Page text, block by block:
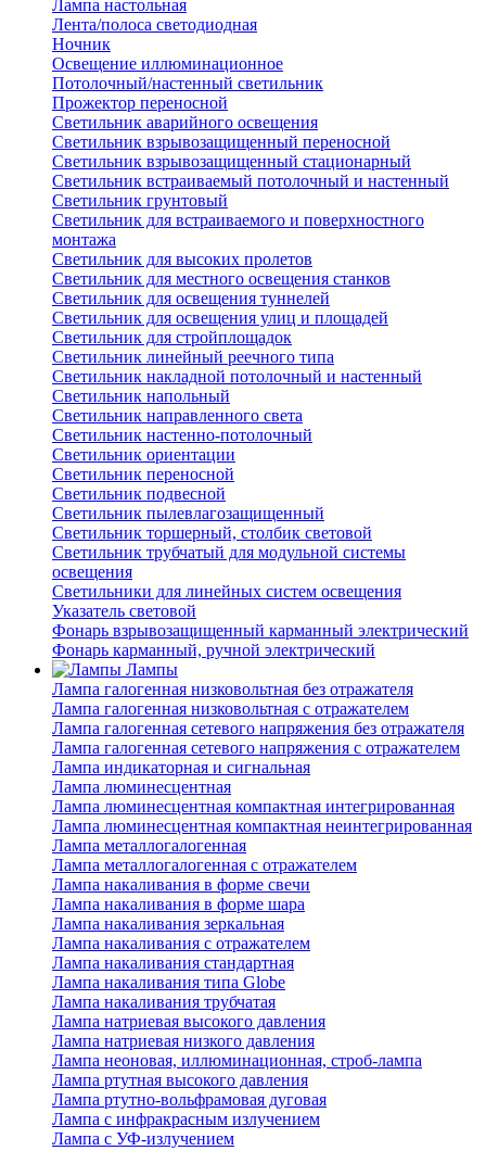
Лампа настольная
Лента/полоса светодиодная
Ночник
Освещение иллюминационное
Потолочный/настенный светильник
Прожектор переносной
Светильник аварийного освещения
Светильник взрывозащищенный переносной
Светильник взрывозащищенный стационарный
Светильник встраиваемый потолочный и настенный
Светильник грунтовый
Светильник для встраиваемого и поверхностного
монтажа
Светильник для высоких пролетов
Светильник для местного освещения станков
Светильник для освещения туннелей
Светильник для освещения улиц и площадей
Светильник для стройплощадок
Светильник линейный реечного типа
Светильник накладной потолочный и настенный
Светильник напольный
Светильник направленного света
Светильник настенно-потолочный
Светильник ориентации
Светильник переносной
Светильник подвесной
Светильник пылевлагозащищенный
Светильник торшерный, столбик световой
Светильник трубчатый для модульной системы
освещения
Светильники для линейных систем освещения
Указатель световой
Фонарь взрывозащищенный карманный электрический
Фонарь карманный, ручной электрический
Лампы
Лампа галогенная низковольтная без отражателя
Лампа галогенная низковольтная с отражателем
Лампа галогенная сетевого напряжения без отражателя
Лампа галогенная сетевого напряжения с отражателем
Лампа индикаторная и сигнальная
Лампа люминесцентная
Лампа люминесцентная компактная интегрированная
Лампа люминесцентная компактная неинтегрированная
Лампа металлогалогенная
Лампа металлогалогенная с отражателем
Лампа накаливания в форме свечи
Лампа накаливания в форме шара
Лампа накаливания зеркальная
Лампа накаливания с отражателем
Лампа накаливания стандартная
Лампа накаливания типа Globe
Лампа накаливания трубчатая
Лампа натриевая высокого давления
Лампа натриевая низкого давления
Лампа неоновая, иллюминационная, строб-лампа
Лампа ртутная высокого давления
Лампа ртутно-вольфрамовая дуговая
Лампа с инфракрасным излучением
Лампа с УФ-излучением